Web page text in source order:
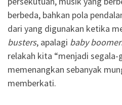
berbeda, bahkan pola
dari yang digunakan ketika
busters, apalagi baby
relakah kita “menjadi segala-
memenangkan sebanyak
memberkati.